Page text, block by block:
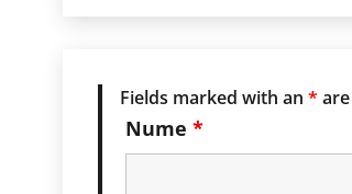
Fields marked with an *
Nume *